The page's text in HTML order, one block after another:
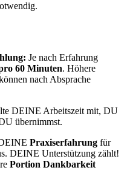
Je nach Erfahrung
60 Minuten. Höhere
nach Absprache
DEINE Arbeitszeit mit, DU
übernimmst.
Praxiserfahrung für
DEINE Unterstützung zählt!
Portion Dankbarkeit